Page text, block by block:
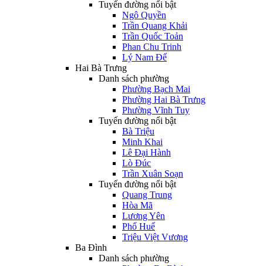
Tuyến đường nổi bật
Ngô Quyền
Trần Quang Khải
Trần Quốc Toản
Phan Chu Trinh
Lý Nam Đế
Hai Bà Trưng
Danh sách phường
Phường Bạch Mai
Phường Hai Bà Trưng
Phường Vĩnh Tuy
Tuyến đường nổi bật
Bà Triệu
Minh Khai
Lê Đại Hành
Lò Đúc
Trần Xuân Soạn
Tuyến đường nổi bật
Quang Trung
Hòa Mã
Lương Yên
Phố Huế
Triệu Việt Vương
Ba Đình
Danh sách phường